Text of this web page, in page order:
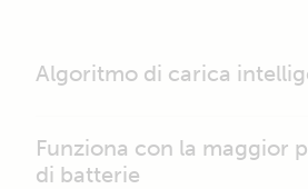
Algoritmo di carica
Funziona con la maggior
di batterie